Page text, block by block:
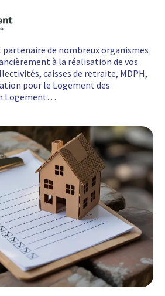
de nombreux organismes
à la réalisation de vos
caisses de retraite, MDPH,
pour le Logement des
Logement…